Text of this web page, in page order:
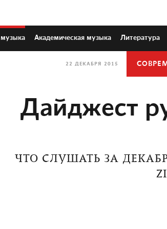
музыка Академическая музыка Литература
22 ДЕКАБРЯ 2015
Дайджест
ЧТО СЛУШАТЬ ЗА